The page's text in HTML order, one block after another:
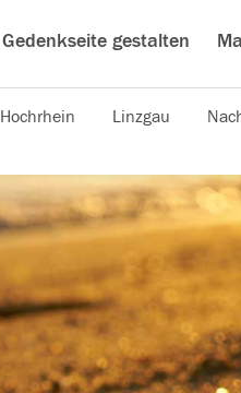
Gedenkseite gestalten
Hochrhein Linzgau